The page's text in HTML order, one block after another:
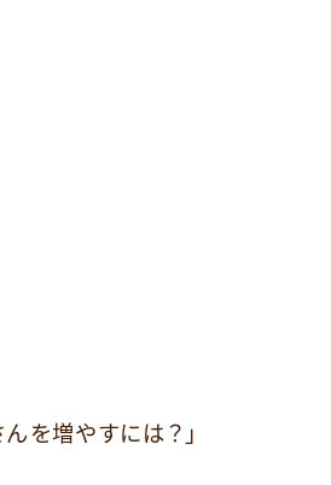
を増やすには？」